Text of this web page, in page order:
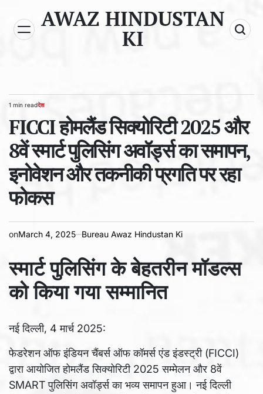
content
AWAZ HINDUSTAN
KI
Estimated
time
1 min readPOSTED
देश
FICCI होमलैंड सिक्योरिटी 2025 और
8वें स्मार्ट पुलिसिंग अवॉर्ड्स का समापन,
इनोवेशन और तकनीकी प्रगति पर रहा
फोकस
onMarch 4, 2025 Bureau Awaz Hindustan Ki
स्मार्ट पुलिसिंग के बेहतरीन मॉडल्स
को किया गया सम्मानित
नई दिल्ली, 4 मार्च 2025:
फेडरेशन ऑफ इंडियन चैंबर्स ऑफ कॉमर्स एंड इंडस्ट्री (FICCI)
द्वारा आयोजित होमलैंड सिक्योरिटी 2025 सम्मेलन और 8वें
SMART पुलिसिंग अवॉर्ड्स का भव्य समापन हुआ। नई दिल्ली